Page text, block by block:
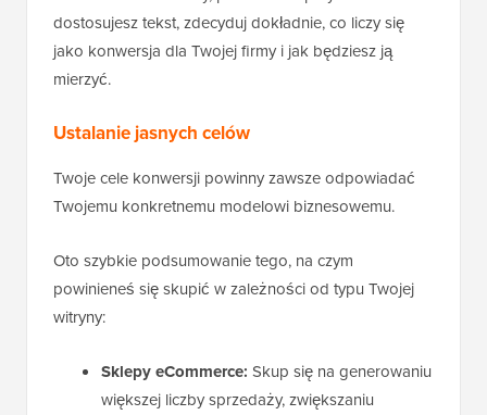
dostosujesz tekst, zdecyduj dokładnie, co liczy się
jako konwersja dla Twojej firmy i jak będziesz ją
mierzyć.
Ustalanie jasnych celów
Twoje cele konwersji powinny zawsze odpowiadać
Twojemu konkretnemu modelowi biznesowemu.
Oto szybkie podsumowanie tego, na czym
powinieneś się skupić w zależności od typu Twojej
witryny:
Sklepy eCommerce: Skup się na generowaniu
większej liczby sprzedaży, zwiększaniu